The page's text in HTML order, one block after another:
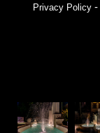
Privacy Policy-